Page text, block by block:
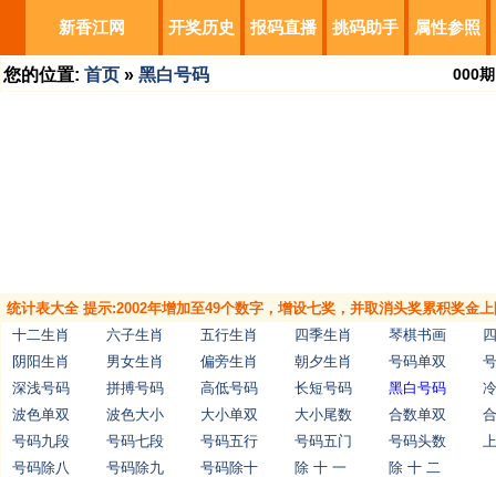
新香江网 开奖历史 报码直播 挑码助手 属性参照
您的位置: 首页 » 黑白号码 000期
统计表大全 提示:2002年增加至49个数字，增设七奖，并取消头奖累积奖金
十二生肖
六子生肖 五行生肖 四季生肖 琴棋书画
阴阳生肖
男女生肖 偏旁生肖 朝夕生肖 号码单双
深浅号码
拼搏号码 高低号码 长短号码 黑白号码
波色单双
波色大小 大小单双 大小尾数 合数单双
号码九段
号码七段 号码五行 号码五门 号码头数
号码除八
号码除九 号码除十 除 十 一 除 十 二